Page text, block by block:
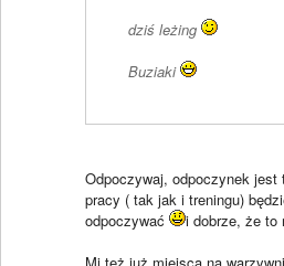
dziś leżing
Buziaki
Odpoczywaj, odpoczynek
pracy ( tak jak i treningu)
odpoczywać
i dobrze, że to
Mi też już miejsca na